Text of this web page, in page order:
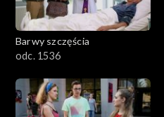
Barwy szczęścia
odc. 1536